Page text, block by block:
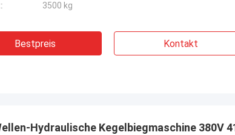
3500 kg
Bestpreis Kontakt
Hydraulische Kegelbiegmaschine 380V